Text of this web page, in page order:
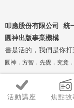
活動講座 焦點故
叩應股份有限公司 統
圓神出版事業機構
書是活的，我們是你
圓神．方智．先覺．究竟